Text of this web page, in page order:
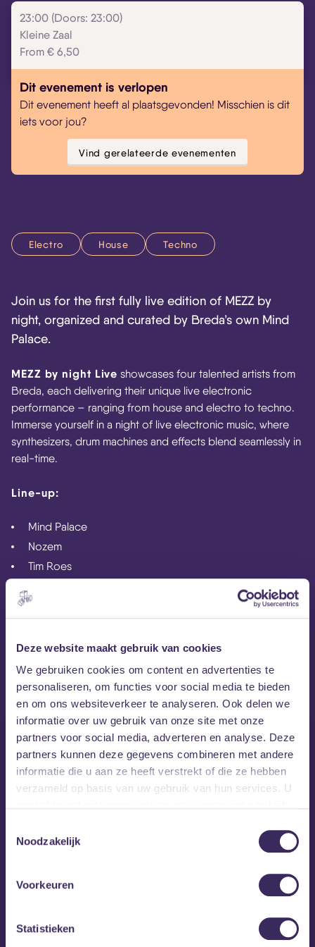
Deze website maakt gebruik van cookies
We gebruiken cookies om content en advertenties te
personaliseren, om functies voor social media te bieden
en om ons websiteverkeer te analyseren. Ook delen we
informatie over uw gebruik van onze site met onze
partners voor social media, adverteren en analyse. Deze
partners kunnen deze gegevens combineren met andere
informatie die u aan ze heeft verstrekt of die ze hebben
verzameld op basis van uw gebruik van hun services. U
Noodzakelijk
Voorkeuren
Statistieken
23:00 (Doors: 23:00)
Kleine Zaal
From € 6,50
Dit evenement is verlopen
Dit evenement heeft al plaatsgevonden! Misschien is dit
iets voor jou?
Vind gerelateerde evenementen
Electro House Techno
Join us for the first fully live edition of MEZZ by
night, organized and curated by Breda’s own Mind
Palace.
MEZZ by night Live showcases four talented artists from
Breda, each delivering their unique live electronic
performance – ranging from house and electro to techno.
Immerse yourself in a night of live electronic music, where
synthesizers, drum machines and effects blend seamlessly in
real-time.
Line-up:
Mind Palace
Nozem
Tim Roes
23.00 – 04.00 | 18+
MEZZ tipt